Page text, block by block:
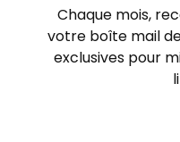
Chaque mois,
votre boîte mail
exclusives pour